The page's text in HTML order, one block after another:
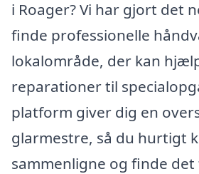
i Roager? Vi har gjort det
finde professionelle
lokalområde, der kan
reparationer til
platform giver dig en
glarmestre, så du hurtigt
sammenligne og finde